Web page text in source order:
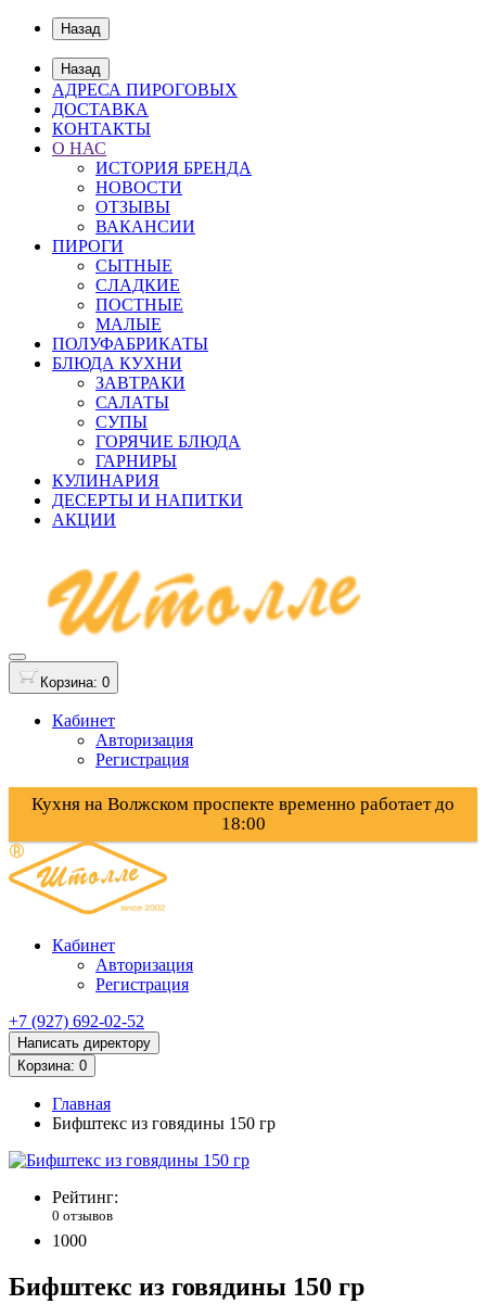
Назад
Назад
АДРЕСА ПИРОГОВЫХ
ДОСТАВКА
КОНТАКТЫ
О НАС
ИСТОРИЯ БРЕНДА
НОВОСТИ
ОТЗЫВЫ
ВАКАНСИИ
ПИРОГИ
СЫТНЫЕ
СЛАДКИЕ
ПОСТНЫЕ
МАЛЫЕ
ПОЛУФАБРИКАТЫ
БЛЮДА КУХНИ
ЗАВТРАКИ
САЛАТЫ
СУПЫ
ГОРЯЧИЕ БЛЮДА
ГАРНИРЫ
КУЛИНАРИЯ
ДЕСЕРТЫ И НАПИТКИ
АКЦИИ
Корзина: 0
Кабинет
Авторизация
Регистрация
Кухня на Волжском проспекте временно работает до
18:00
Кабинет
Авторизация
Регистрация
+7 (927) 692-02-52
Написать директору
Корзина: 0
Главная
Бифштекс из говядины 150 гр
Рейтинг:
0 отзывов
1000
Бифштекс из говядины 150 гр